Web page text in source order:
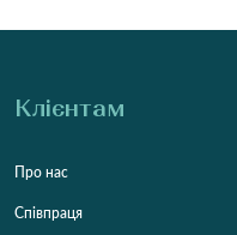
Клієнтам
Про нас
Співпраця